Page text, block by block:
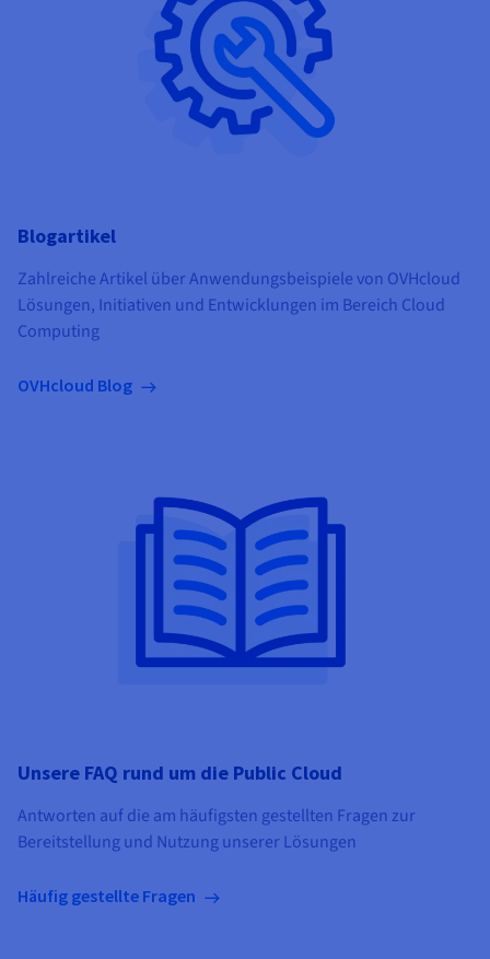
Blogartikel
Zahlreiche Artikel über Anwendungsbeispiele von OVHcloud
Lösungen, Initiativen und Entwicklungen im Bereich Cloud
Computing
OVHcloud Blog
Unsere FAQ rund um die Public Cloud
Antworten auf die am häufigsten gestellten Fragen zur
Bereitstellung und Nutzung unserer Lösungen
Häufig gestellte Fragen